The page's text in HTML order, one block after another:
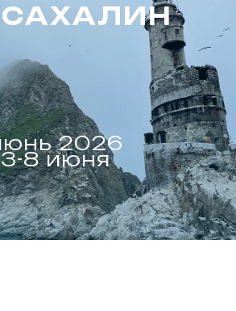
САХАЛИН
2026
3-8 июня